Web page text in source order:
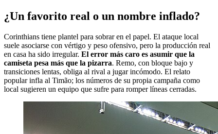
¿Un favorito real o un nombre inflado?
Corinthians tiene plantel para sobrar en el papel. El ataque local
suele asociarse con vértigo y peso ofensivo, pero la producción real
en casa ha sido irregular. El error más caro es asumir que la
camiseta pesa más que la pizarra. Remo, con bloque bajo y
transiciones lentas, obliga al rival a jugar incómodo. El relato
popular infla al Timão; los números de su propia campaña como
local sugieren un equipo que sufre para romper líneas cerradas.